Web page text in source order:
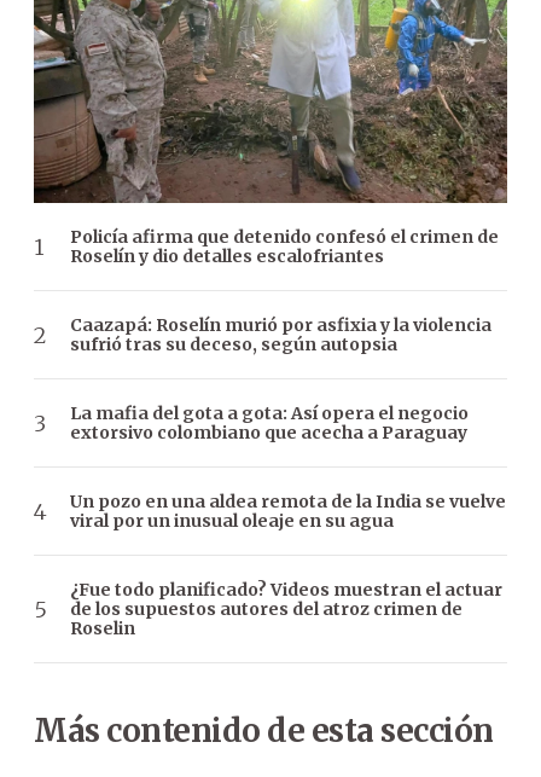
Policía afirma que detenido confesó el crimen de
Roselín y dio detalles escalofriantes
Caazapá: Roselín murió por asfixia y la violencia
sufrió tras su deceso, según autopsia
La mafia del gota a gota: Así opera el negocio
extorsivo colombiano que acecha a Paraguay
Un pozo en una aldea remota de la India se vuelve
viral por un inusual oleaje en su agua
¿Fue todo planificado? Videos muestran el actuar
de los supuestos autores del atroz crimen de
Roselin
Más contenido de esta sección